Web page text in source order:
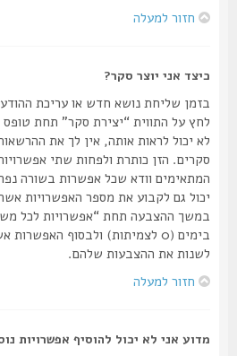
חזור למעלה
כיצד אני יוצר סקר?
בזמן שליחת נושא חדש או עריכת ההודעה
לחץ על התווית “יצירת סקר” תחת טופס
לא יכול לראות אותה, אין לך את ההרשאות
סקרים. הזן כותרת ולפחות שתי אפשרויות
המתאימים וודא שכל אפשרות בשורה
יכול גם לקבוע את מספר האפשרויות אשר
במשך ההצבעה תחת “אפשרויות לכל
בימים (0 לצמיתות) ולבסוף האפשרות
לשנות את ההצבעות שלהם.
חזור למעלה
מדוע אני לא יכול להוסיף אפשרויות